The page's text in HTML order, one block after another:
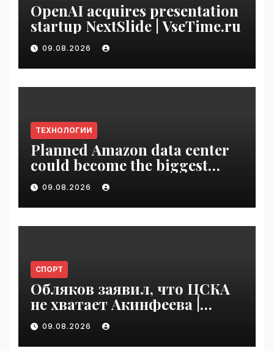
OpenAI acquires presentation
startup NextSlide | VseTime.ru
09.08.2026
ТЕХНОЛОГИИ
Planned Amazon data center
could become the biggest
climate polluter in the U.S. |
VseTime.ru
09.08.2026
СПОРТ
Обляков заявил, что ЦСКА
не хватает Акинфеева |
VseTime.ru
09.08.2026